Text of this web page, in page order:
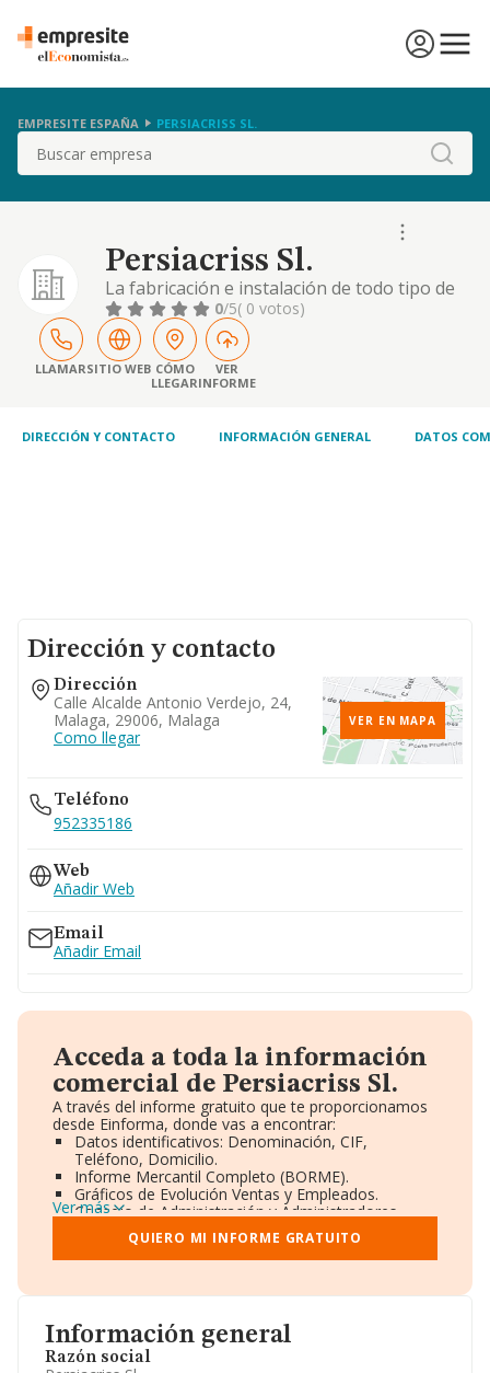
EMPRESITE ESPAÑA PERSIACRISS SL.
Buscar
Persiacriss Sl.
La fabricación e instalación de todo tipo de
ventanas y persianas
0/5( 0 votos)
LLAMARSITIO WEB CÓMO
LLEGAR
VER
INFORME
DIRECCIÓN Y CONTACTO INFORMACIÓN GENERAL DATOS
Información general
Razón social
Dirección y contacto
Dirección
Calle Alcalde Antonio Verdejo, 24,
Malaga, 29006, Malaga
Como llegar
VER EN MAPA
Teléfono
952335186
Web
Añadir Web
Email
Añadir Email
Acceda a toda la información
comercial de Persiacriss Sl.
A través del informe gratuito que te proporcionamos
desde Einforma, donde vas a encontrar:
Datos identificativos: Denominación, CIF,
Teléfono, Domicilio.
Informe Mercantil Completo (BORME).
Gráficos de Evolución Ventas y Empleados.
Consejo de Administración y Administradores.
Directivos y Ejecutivos.
Accionistas.
Participaciones y Vinculaciones en otras empresas.
Información oficial y registral complementaria.
Ver más
QUIERO MI INFORME GRATUITO